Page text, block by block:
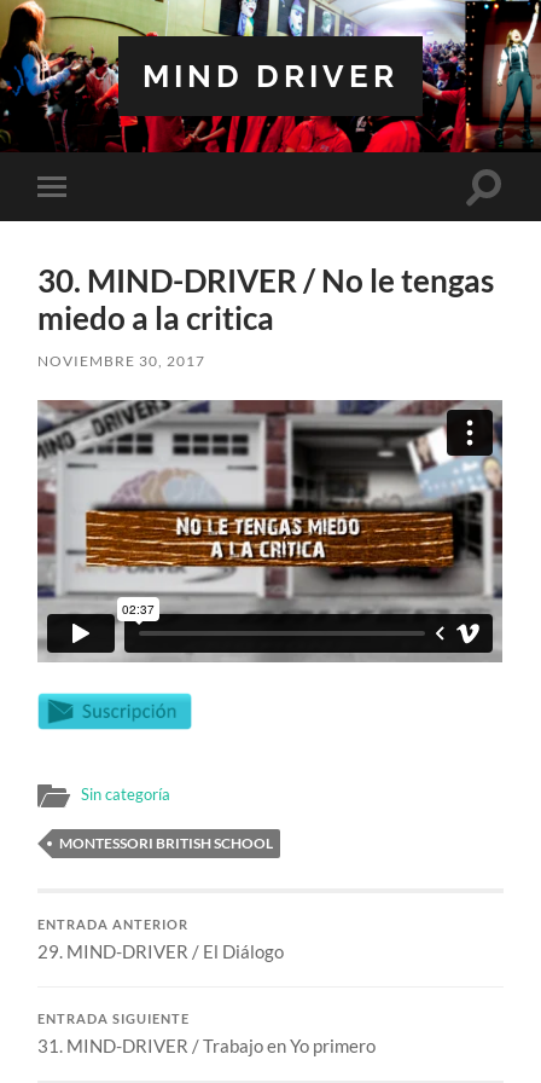
MIND DRIVER
Alternar
el
30. MIND-DRIVER / No le tengas
miedo a la critica
NOVIEMBRE 30, 2017
Sin categoría
MONTESSORI BRITISH SCHOOL
ENTRADA ANTERIOR
29. MIND-DRIVER / El Diálogo
ENTRADA SIGUIENTE
31. MIND-DRIVER / Trabajo en Yo primero